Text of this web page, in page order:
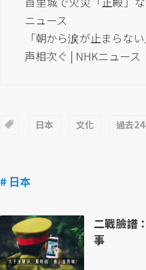
ニュース
「朝から涙が止まらな
声相次ぐ | NHKニュース
日本 文化 過去
# 日本
二戰臉譜
事